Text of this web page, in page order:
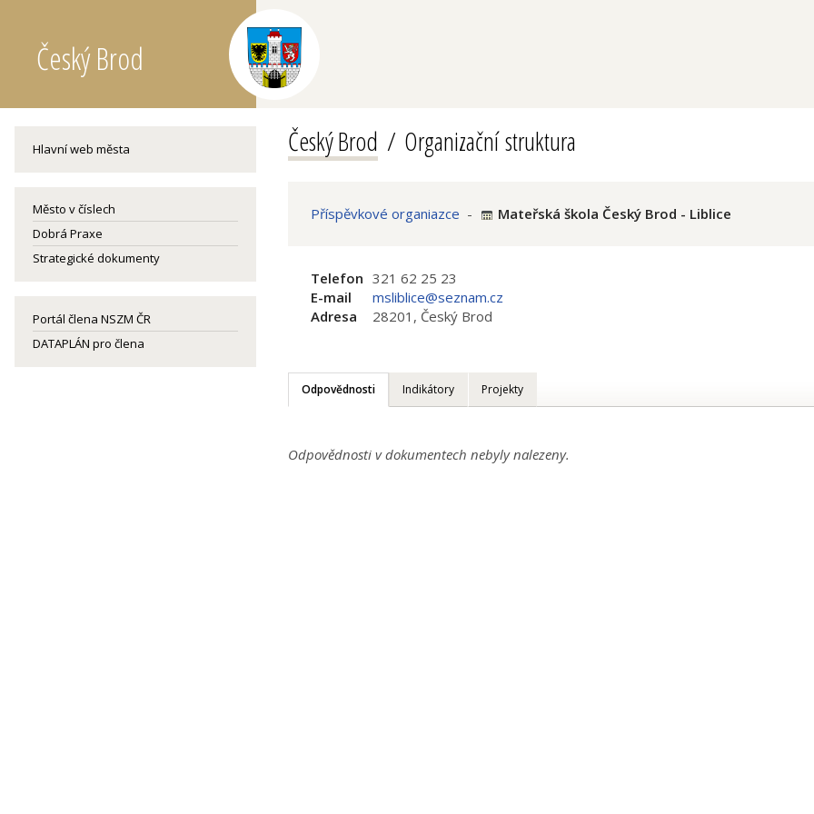
Český Brod
Hlavní web města
Město v číslech
Dobrá Praxe
Strategické dokumenty
Portál člena NSZM ČR
DATAPLÁN pro člena
Český Brod Organizační struktura
Příspěvkové organiazce - Mateřská škola Český Brod - Liblice
Telefon 321 62 25 23
E-mail
msliblice@seznam.cz
Adresa
28201, Český Brod
Odpovědnosti Indikátory Projekty
Odpovědnosti v dokumentech nebyly nalezeny.